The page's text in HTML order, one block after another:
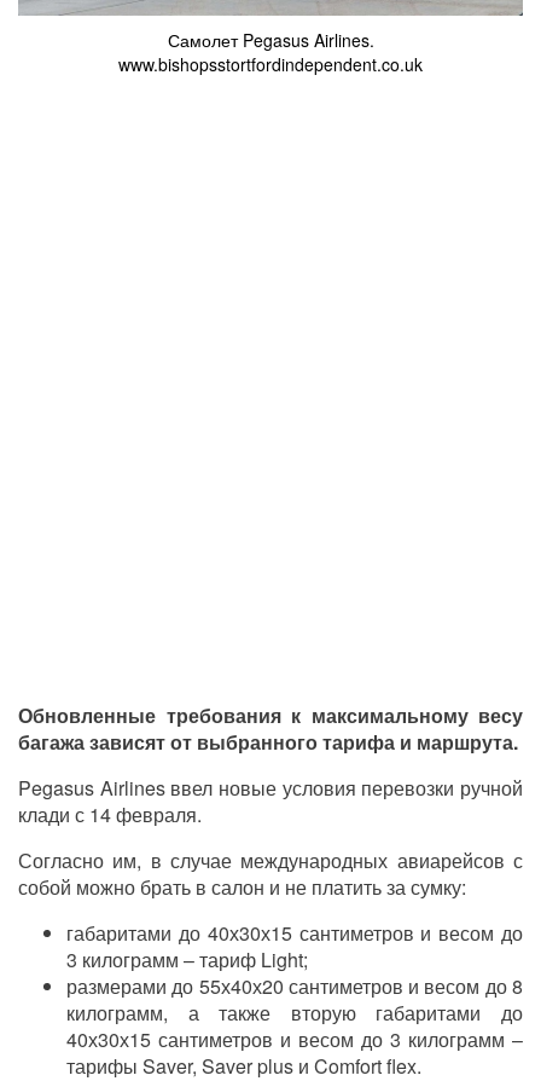
Самолет Pegasus Airlines.
www.bishopsstortfordindependent.co.uk
Обновленные требования к максимальному весу
багажа зависят от выбранного тарифа и маршрута.
Pegasus Airlines ввел новые условия перевозки ручной
клади с 14 февраля.
Согласно им, в случае международных авиарейсов с
собой можно брать в салон и не платить за сумку:
габаритами до 40х30х15 сантиметров и весом до
3 килограмм – тариф Light;
размерами до 55х40х20 сантиметров и весом до 8
килограмм, а также вторую габаритами до
40х30х15 сантиметров и весом до 3 килограмм –
тарифы Saver, Saver plus и Comfort flex.